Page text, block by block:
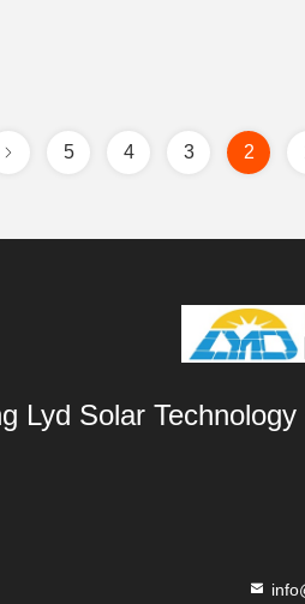
2
3
4
5
Lyd Solar